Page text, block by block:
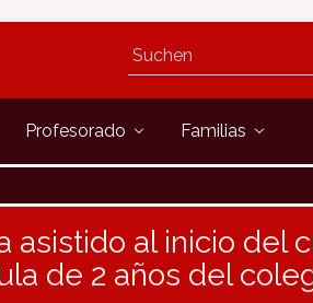
Profesorado Familias
asistido al inicio del
de 2 años del